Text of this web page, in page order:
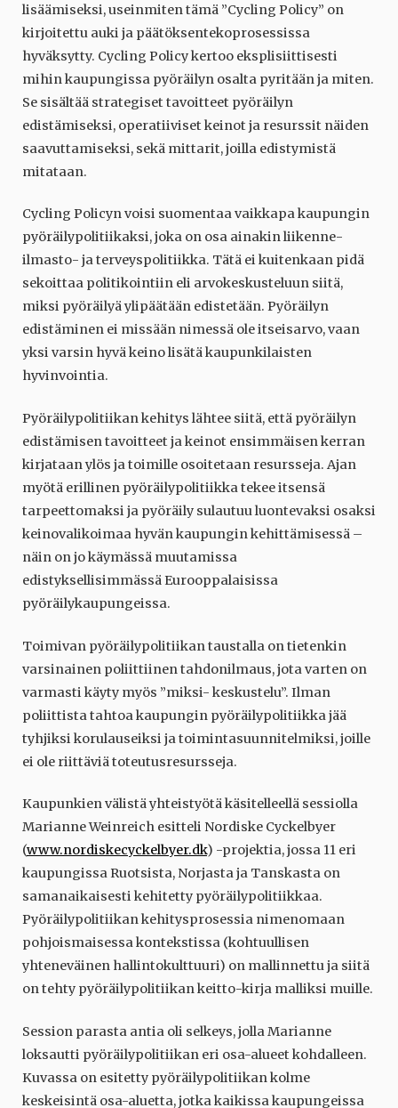
lisäämiseksi, useinmiten tämä ”Cycling Policy” on
kirjoitettu auki ja päätöksentekoprosessissa
hyväksytty. Cycling Policy kertoo eksplisiittisesti
mihin kaupungissa pyöräilyn osalta pyritään ja miten.
Se sisältää strategiset tavoitteet pyöräilyn
edistämiseksi, operatiiviset keinot ja resurssit näiden
saavuttamiseksi, sekä mittarit, joilla edistymistä
mitataan.
Cycling Policyn voisi suomentaa vaikkapa kaupungin
pyöräilypolitiikaksi, joka on osa ainakin liikenne-
ilmasto- ja terveyspolitiikka. Tätä ei kuitenkaan pidä
sekoittaa politikointiin eli arvokeskusteluun siitä,
miksi pyöräilyä ylipäätään edistetään. Pyöräilyn
edistäminen ei missään nimessä ole itseisarvo, vaan
yksi varsin hyvä keino lisätä kaupunkilaisten
hyvinvointia.
Pyöräilypolitiikan kehitys lähtee siitä, että pyöräilyn
edistämisen tavoitteet ja keinot ensimmäisen kerran
kirjataan ylös ja toimille osoitetaan resursseja. Ajan
myötä erillinen pyöräilypolitiikka tekee itsensä
tarpeettomaksi ja pyöräily sulautuu luontevaksi osaksi
keinovalikoimaa hyvän kaupungin kehittämisessä –
näin on jo käymässä muutamissa
edistyksellisimmässä Eurooppalaisissa
pyöräilykaupungeissa.
Toimivan pyöräilypolitiikan taustalla on tietenkin
varsinainen poliittiinen tahdonilmaus, jota varten on
varmasti käyty myös ”miksi- keskustelu”. Ilman
poliittista tahtoa kaupungin pyöräilypolitiikka jää
tyhjiksi korulauseiksi ja toimintasuunnitelmiksi, joille
ei ole riittäviä toteutusresursseja.
Kaupunkien välistä yhteistyötä käsitelleellä sessiolla
Marianne Weinreich esitteli Nordiske Cyckelbyer
(www.nordiskecyckelbyer.dk) -projektia, jossa 11 eri
kaupungissa Ruotsista, Norjasta ja Tanskasta on
samanaikaisesti kehitetty pyöräilypolitiikkaa.
Pyöräilypolitiikan kehitysprosessia nimenomaan
pohjoismaisessa kontekstissa (kohtuullisen
yhteneväinen hallintokulttuuri) on mallinnettu ja siitä
on tehty pyöräilypolitiikan keitto-kirja malliksi muille.
Session parasta antia oli selkeys, jolla Marianne
loksautti pyöräilypolitiikan eri osa-alueet kohdalleen.
Kuvassa on esitetty pyöräilypolitiikan kolme
keskeisintä osa-aluetta, jotka kaikissa kaupungeissa